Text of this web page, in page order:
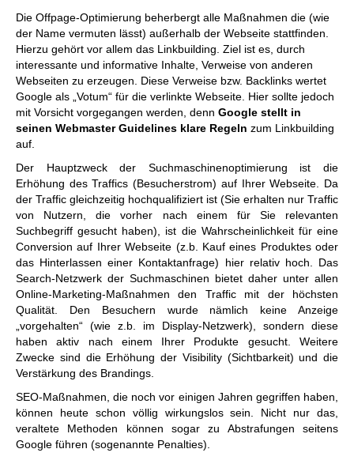
Die Offpage-Optimierung beherbergt alle Maßnahmen die (wie
der Name vermuten lässt) außerhalb der Webseite stattfinden.
Hierzu gehört vor allem das Linkbuilding. Ziel ist es, durch
interessante und informative Inhalte, Verweise von anderen
Webseiten zu erzeugen. Diese Verweise bzw. Backlinks wertet
Google als „Votum“ für die verlinkte Webseite. Hier sollte jedoch
mit Vorsicht vorgegangen werden, denn Google stellt in
seinen Webmaster Guidelines klare Regeln zum Linkbuilding
auf.
Der Hauptzweck der Suchmaschinenoptimierung ist die
Erhöhung des Traffics (Besucherstrom) auf Ihrer Webseite. Da
der Traffic gleichzeitig hochqualifiziert ist (Sie erhalten nur Traffic
von Nutzern, die vorher nach einem für Sie relevanten
Suchbegriff gesucht haben), ist die Wahrscheinlichkeit für eine
Conversion auf Ihrer Webseite (z.b. Kauf eines Produktes oder
das Hinterlassen einer Kontaktanfrage) hier relativ hoch. Das
Search-Netzwerk der Suchmaschinen bietet daher unter allen
Online-Marketing-Maßnahmen den Traffic mit der höchsten
Qualität. Den Besuchern wurde nämlich keine Anzeige
„vorgehalten“ (wie z.b. im Display-Netzwerk), sondern diese
haben aktiv nach einem Ihrer Produkte gesucht. Weitere
Zwecke sind die Erhöhung der Visibility (Sichtbarkeit) und die
Verstärkung des Brandings.
SEO-Maßnahmen, die noch vor einigen Jahren gegriffen haben,
können heute schon völlig wirkungslos sein. Nicht nur das,
veraltete Methoden können sogar zu Abstrafungen seitens
Google führen (sogenannte Penalties).